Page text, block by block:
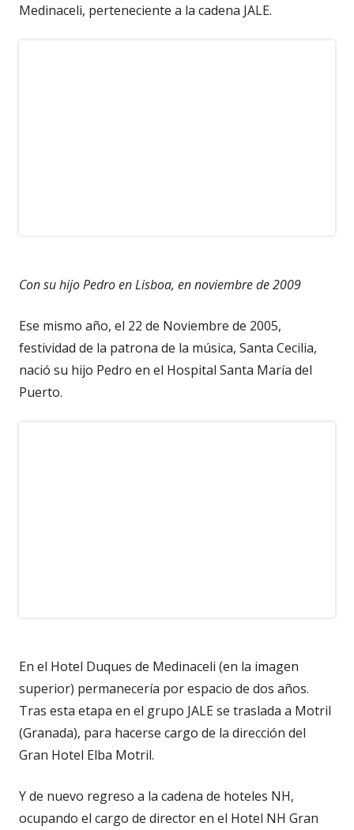
Medinaceli, perteneciente a la cadena JALE.
Con su hijo Pedro en Lisboa, en noviembre de 2009
Ese mismo año, el 22 de Noviembre de 2005,
festividad de la patrona de la música, Santa Cecilia,
nació su hijo Pedro en el Hospital Santa María del
Puerto.
En el Hotel Duques de Medinaceli (en la imagen
superior) permanecería por espacio de dos años.
Tras esta etapa en el grupo JALE se traslada a Motril
(Granada), para hacerse cargo de la dirección del
Gran Hotel Elba Motril.
Y de nuevo regreso a la cadena de hoteles NH,
ocupando el cargo de director en el Hotel NH Gran